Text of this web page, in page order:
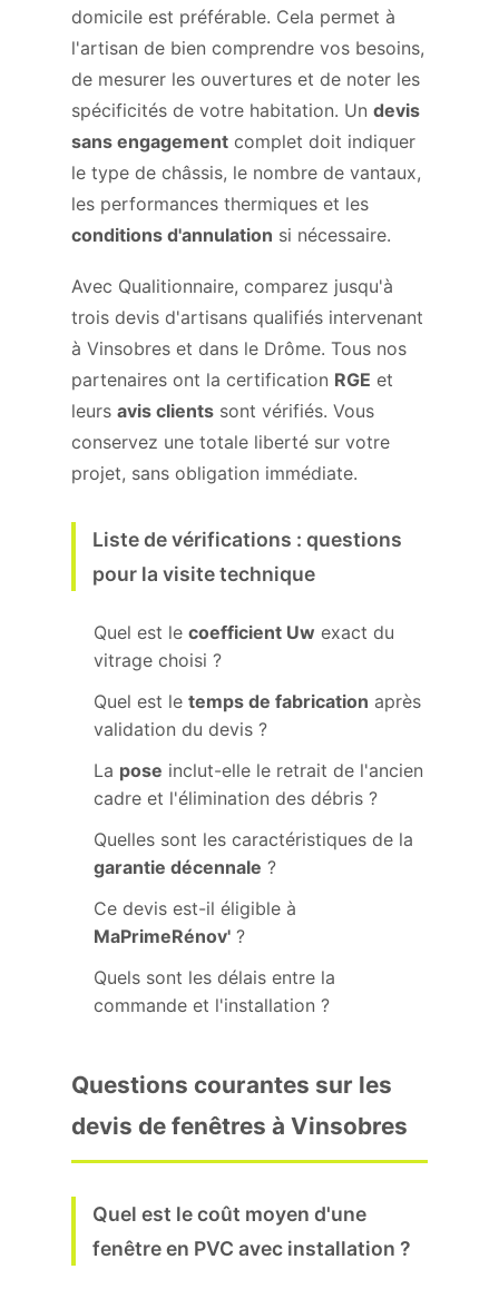
domicile est préférable. Cela permet à
l'artisan de bien comprendre vos besoins,
de mesurer les ouvertures et de noter les
spécificités de votre habitation. Un devis
sans engagement complet doit indiquer
le type de châssis, le nombre de vantaux,
les performances thermiques et les
conditions d'annulation si nécessaire.
Avec Qualitionnaire, comparez jusqu'à
trois devis d'artisans qualifiés intervenant
à Vinsobres et dans le Drôme. Tous nos
partenaires ont la certification RGE et
leurs avis clients sont vérifiés. Vous
conservez une totale liberté sur votre
projet, sans obligation immédiate.
Liste de vérifications : questions
pour la visite technique
Quel est le coefficient Uw exact du
vitrage choisi ?
Quel est le temps de fabrication après
validation du devis ?
La pose inclut-elle le retrait de l'ancien
cadre et l'élimination des débris ?
Quelles sont les caractéristiques de la
garantie décennale ?
Ce devis est-il éligible à
MaPrimeRénov' ?
Quels sont les délais entre la
commande et l'installation ?
Questions courantes sur les
devis de fenêtres à Vinsobres
Quel est le coût moyen d'une
fenêtre en PVC avec installation ?